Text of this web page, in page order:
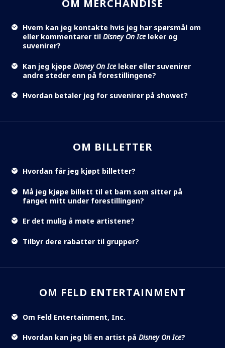
OM MERCHANDISE
Hvem kan jeg kontakte hvis jeg har spørsmål om
eller kommentarer til Disney On Ice leker og
suvenirer?
Kan jeg kjøpe Disney On Ice leker eller suvenirer
andre steder enn på forestillingene?
Hvordan betaler jeg for suvenirer på showet?
OM BILLETTER
Hvordan får jeg kjøpt billetter?
Må jeg kjøpe billett til et barn som sitter på
fanget mitt under forestillingen?
Er det mulig å møte artistene?
Tilbyr dere rabatter til grupper?
OM FELD ENTERTAINMENT
Om Feld Entertainment, Inc.
Hvordan kan jeg bli en artist på Disney On Ice?